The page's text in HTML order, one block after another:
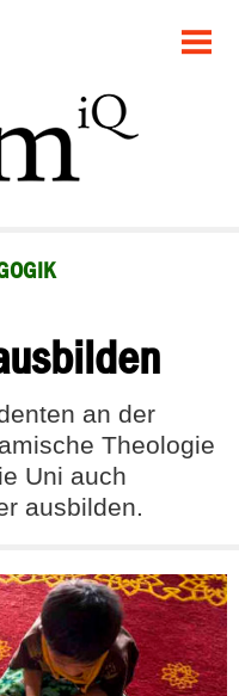
an der
Theologie
Uni auch
ausbilden.